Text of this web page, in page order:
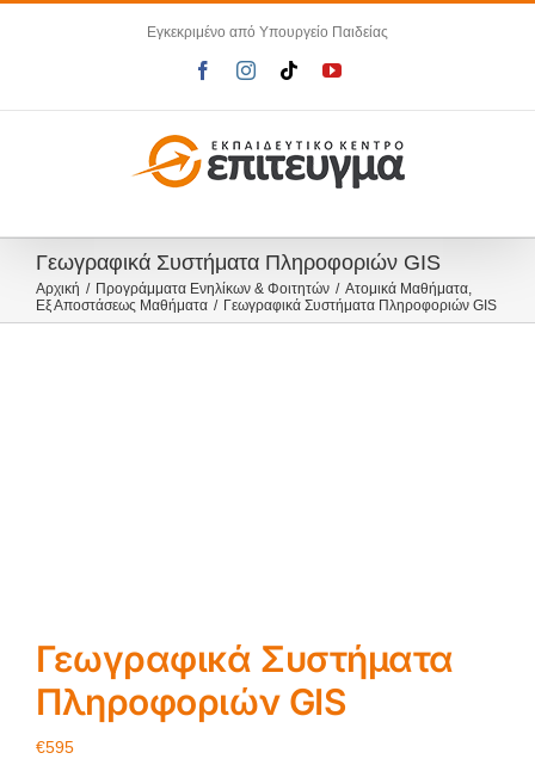
Εγκεκριμένο από Υπουργείο Παιδείας
FacebookInstagram
TiktokYouTube
Γεωγραφικά Συστήματα Πληροφοριών GIS
Αρχική Προγράμματα Ενηλίκων & Φοιτητών
Ατομικά Μαθήματα
Εξ Αποστάσεως Μαθήματα
Γεωγραφικά Συστήματα Πληροφοριών GIS
Γεωγραφικά Συστήματα
Πληροφοριών GIS
€595